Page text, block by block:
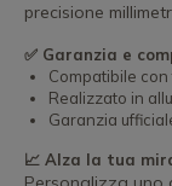
precisione
✅ Garanzia e
Compatibile
Realizzato in
Garanzia
📈 Alza la tua